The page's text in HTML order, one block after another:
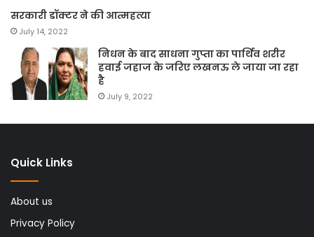
सरकारी डॉक्टर ने की आत्महत्या
July 14, 2022
निधन के बाद साधना गुप्ता का पार्थिव शरीर
हवाई जहाज के जरिए लखनऊ ले जाया जा रहा
है
July 9, 2022
Quick Links
About us
Privacy Policy